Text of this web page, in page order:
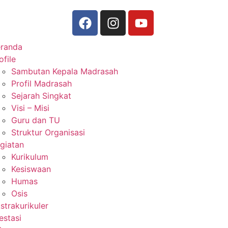
Sambutan Kepala Madrasah
Profil Madrasah
Sejarah Singkat
Visi – Misi
Guru dan TU
Struktur Organisasi
Kurikulum
Kesiswaan
Humas
Osis